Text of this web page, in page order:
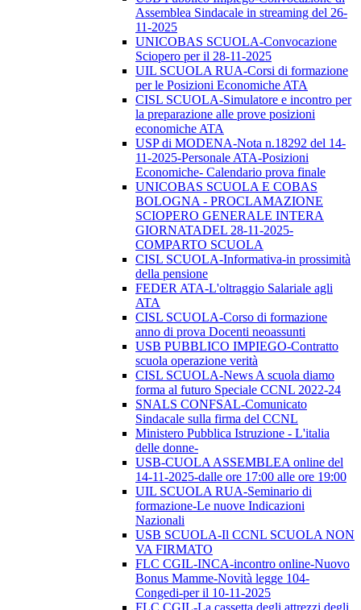
Assemblea Sindacale in streaming del 26-
11-2025
UNICOBAS SCUOLA-Convocazione
Sciopero per il 28-11-2025
UIL SCUOLA RUA-Corsi di formazione
per le Posizioni Economiche ATA
CISL SCUOLA-Simulatore e incontro per
la preparazione alle prove posizioni
economiche ATA
USP di MODENA-Nota n.18292 del 14-
11-2025-Personale ATA-Posizioni
Economiche- Calendario prova finale
UNICOBAS SCUOLA E COBAS
BOLOGNA - PROCLAMAZIONE
SCIOPERO GENERALE INTERA
GIORNATADEL 28-11-2025-
COMPARTO SCUOLA
CISL SCUOLA-Informativa-in prossimità
della pensione
FEDER ATA-L'oltraggio Salariale agli
ATA
CISL SCUOLA-Corso di formazione
anno di prova Docenti neoassunti
USB PUBBLICO IMPIEGO-Contratto
scuola operazione verità
CISL SCUOLA-News A scuola diamo
forma al futuro Speciale CCNL 2022-24
SNALS CONFSAL-Comunicato
Sindacale sulla firma del CCNL
Ministero Pubblica Istruzione - L'italia
delle donne-
USB-CUOLA ASSEMBLEA online del
14-11-2025-dalle ore 17:00 alle ore 19:00
UIL SCUOLA RUA-Seminario di
formazione-Le nuove Indicazioni
Nazionali
USB SCUOLA-Il CCNL SCUOLA NON
VA FIRMATO
FLC CGIL-INCA-incontro online-Nuovo
Bonus Mamme-Novità legge 104-
Congedi-per il 10-11-2025